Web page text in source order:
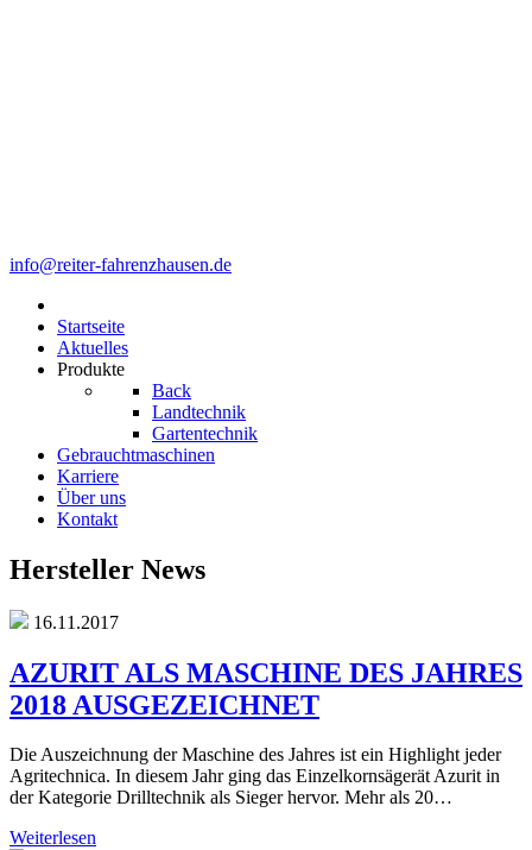
info@reiter-fahrenzhausen.de
Startseite
Aktuelles
Produkte
Back
Landtechnik
Gartentechnik
Gebrauchtmaschinen
Karriere
Über uns
Kontakt
Hersteller News
16.11.2017
AZURIT ALS MASCHINE DES JAHRES
2018 AUSGEZEICHNET
Die Auszeichnung der Maschine des Jahres ist ein Highlight jeder
Agritechnica. In diesem Jahr ging das Einzelkornsägerät Azurit in
der Kategorie Drilltechnik als Sieger hervor. Mehr als 20…
Weiterlesen